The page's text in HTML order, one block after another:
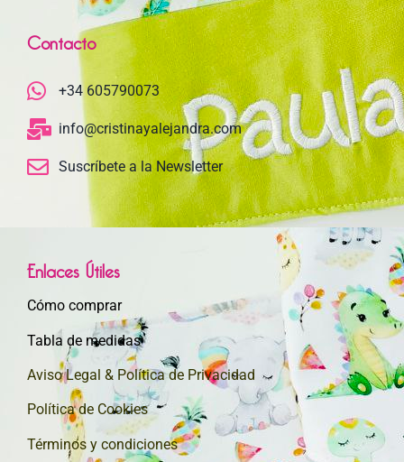
Contacto
+34 605790073
info@cristinayalejandra.com
Suscríbete a la Newsletter
Enlaces Útiles
Cómo comprar
Tabla de medidas
Aviso Legal & Política de Privacidad
Política de Cookies
Términos y condiciones